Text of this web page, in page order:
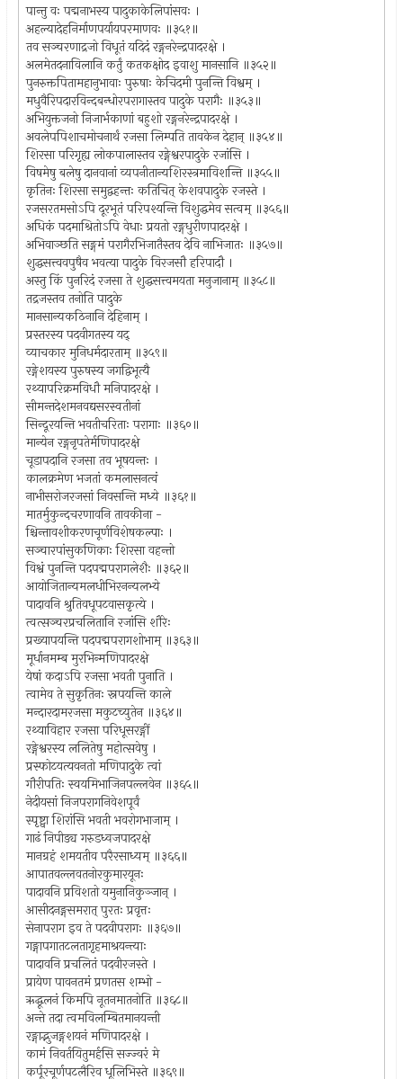
पान्तु वः पद्मनाभस्य पादुकाकेलिपांसवः ।
अहल्यादेहनिर्माणपर्यायपरमाणवः ॥३५१॥
तव सञ्चरणाद्रजो विधूतं यदिदं रङ्गनरेन्द्रपादरक्षे ।
अलमेतदनाविलानि कर्तुं कतकक्षोद इवाशु मानसानि ॥३५२॥
पुनरुक्तपितामहानुभावाः पुरुषाः केचिदमी पुनन्ति विश्वम् ।
मधुवैरिपदारविन्दबन्धोरपरागास्तव पादुके परागैः ॥३५३॥
अभियुक्तजनो निजार्भकाणां बहुशो रङ्गनरेन्द्रपादरक्षे ।
अवलेपपिशाचमोचनार्थं रजसा लिम्पति तावकेन देहान् ॥३५४॥
शिरसा परिगृह्य लोकपालास्तव रङ्गेश्वरपादुके रजांसि ।
विषमेषु बलेषु दानवानां व्यपनीतान्यशिरस्त्रमाविशन्ति ॥३५५॥
कृतिनः शिरसा समुद्वहन्तः कतिचित् केशवपादुके रजस्ते ।
रजसरतमसोऽपि दूरभूतं परिपश्यन्ति विशुद्धमेव सत्वम् ॥३५६॥
अधिकं पदमाश्रितोऽपि वेधाः प्रयतो रङ्गधुरीणपादरक्षे ।
अभिवाञ्छति सङ्गमं परागैरभिजातैस्तव देवि नाभिजातः ॥३५७॥
शुद्धसत्त्ववपुषैव भवत्या पादुके विरजसौ हरिपादौ ।
अस्तु किं पुनरिदं रजसा ते शुद्धसत्त्वमयता मनुजानाम् ॥३५८॥
तद्रजस्तव तनोति पादुके
मानसान्यकठिनानि देहिनाम् ।
प्रस्तरस्य पदवीगतस्य यद्
व्याचकार मुनिधर्मदारताम् ॥३५९॥
रङ्गेशयस्य पुरुषस्य जगद्विभूत्यै
रथ्यापरिक्रमविधौ मनिपादरक्षे ।
सीमन्तदेशमनवद्यसरस्वतीनां
सिन्दूरयन्ति भवतीचरिताः परागाः ॥३६०॥
मान्येन रङ्गनृपतेर्मणिपादरक्षे
चूडापदानि रजसा तव भूषयन्तः ।
कालक्रमेण भजतां कमलासनत्वं
नाभीसरोजरजसां निवसन्ति मध्ये ॥३६१॥
मातर्मुकुन्दचरणावनि तावकीना -
श्चिन्तावशीकरणचूर्णविशेषकल्पाः ।
सञ्चारपांसुकणिकाः शिरसा वहन्तो
विश्वं पुनन्ति पदपद्मपरागलेशैः ॥३६२॥
आयोजितान्यमलधीभिरनन्यलभ्ये
पादावनि श्रुतिवधूपटवासकृत्ये ।
त्वत्सञ्चरप्रचलितानि रजांसि शौरेः
प्रख्यापयन्ति पदपद्मपरागशोभाम् ॥३६३॥
मूर्धानमम्ब मुरभिन्मणिपादरक्षे
येषां कदाऽपि रजसा भवती पुनाति ।
त्वामेव ते सुकृतिनः स्नपयन्ति काले
मन्दारदामरजसा मकुटच्युतेन ॥३६४॥
रथ्याविहार रजसा परिधूसरङ्गीं
रङ्गेश्वरस्य ललितेषु महोत्सवेषु ।
प्रस्फोटयत्यवनतो मणिपादुके त्वां
गौरीपतिः स्वयमिभाजिनपल्लवेन ॥३६५॥
नेदीयसां निजपरागनिवेशपूर्वं
स्पृष्ट्वा शिरांसि भवती भवरोगभाजाम् ।
गाढं निपीड्य गरुडध्वजपादरक्षे
मानग्रहं शमयतीव परैरसाध्यम् ॥३६६॥
आपातवल्लवतनोरकुमारयूनः
पादावनि प्रविशतो यमुनानिकुञ्जान् ।
आसीदनङ्गसमरात् पुरतः प्रवृत्तः
सेनापराग इव ते पदवीपरागः ॥३६७॥
गङ्गापगातटलतागृहमाश्रयन्त्याः
पादावनि प्रचलितं पदवीरजस्ते ।
प्रायेण पावनतमं प्रणतस शम्भो -
ऋद्धूलनं किमपि नूतनमातनोति ॥३६८॥
अन्ते तदा त्वमविलम्बितमानयन्ती
रङ्गाद्भुजङ्गशयनं मणिपादरक्षे ।
कामं निवर्तयितुमर्हसि सज्ज्वरं मे
कर्पूरचूर्णपटलैरिव धूलिभिस्ते ॥३६९॥